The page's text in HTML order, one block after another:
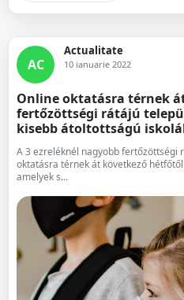
AC
Actualitate
10 ianuarie 2022
Online oktatásra térnek
fertőzöttségi rátájú
kisebb átoltottságú
A 3 ezreléknél nagyobb fertőzöttségi
oktatásra térnek át következő
amelyek s...